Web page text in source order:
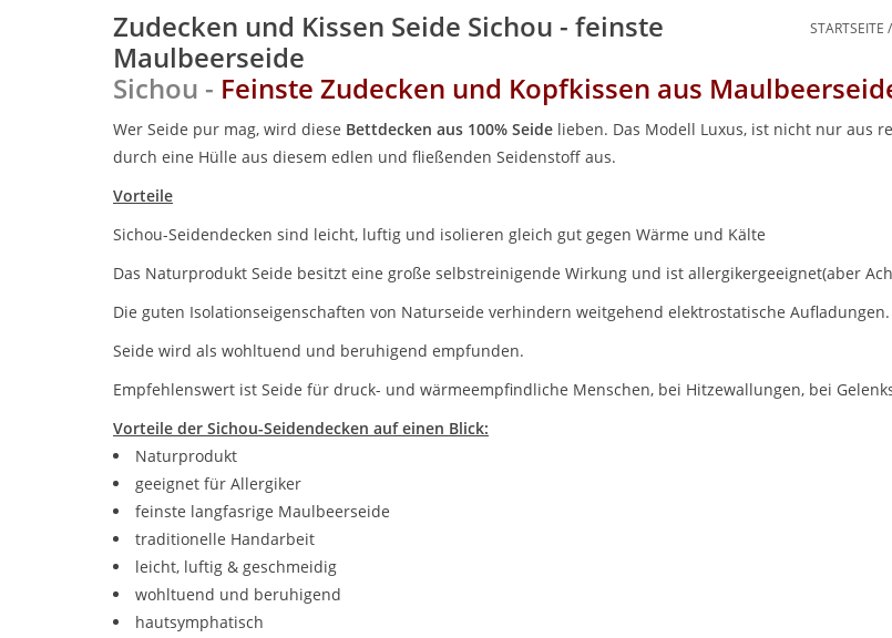
Zudecken und Kissen Seide Sichou - feinste
Maulbeerseide
STARTSEITE /
Sichou - Feinste Zudecken und Kopfkissen aus
Wer Seide pur mag, wird diese Bettdecken aus 100% Seide lieben. Das Modell Luxus, ist nicht nur aus
durch eine Hülle aus diesem edlen und fließenden Seidenstoff aus.
Vorteile
Sichou-Seidendecken sind leicht, luftig und isolieren gleich gut gegen Wärme und Kälte
Das Naturprodukt Seide besitzt eine große selbstreinigende Wirkung und ist allergikergeeignet(aber
Die guten Isolationseigenschaften von Naturseide verhindern weitgehend elektrostatische Aufladungen.
Seide wird als wohltuend und beruhigend empfunden.
Empfehlenswert ist Seide für druck- und wärmeempfindliche Menschen, bei Hitzewallungen, bei
Vorteile der Sichou-Seidendecken auf einen Blick:
Naturprodukt
geeignet für Allergiker
feinste langfasrige Maulbeerseide
traditionelle Handarbeit
leicht, luftig & geschmeidig
wohltuend und beruhigend
hautsymphatisch